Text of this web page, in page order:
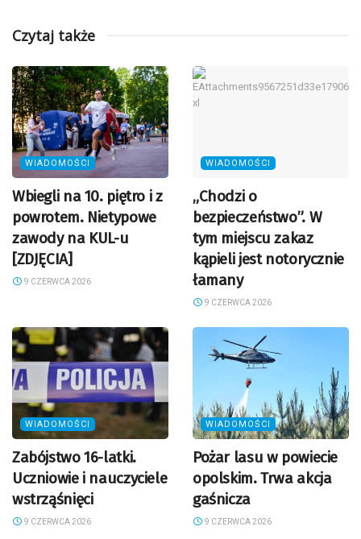
Czytaj także
WIADOMOŚCI
Wbiegli na 10. piętro i z
powrotem. Nietypowe
zawody na KUL-u
[ZDJĘCIA]
9 CZERWCA 2026
WIADOMOŚCI
„Chodzi o
bezpieczeństwo”. W
tym miejscu zakaz
kąpieli jest notorycznie
łamany
9 CZERWCA 2026
WIADOMOŚCI
Zabójstwo 16-latki.
Uczniowie i nauczyciele
wstrząśnięci
9 CZERWCA 2026
WIADOMOŚCI
Pożar lasu w powiecie
opolskim. Trwa akcja
gaśnicza
9 CZERWCA 2026